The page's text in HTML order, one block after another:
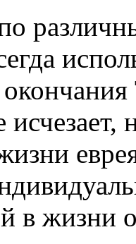
в жизни